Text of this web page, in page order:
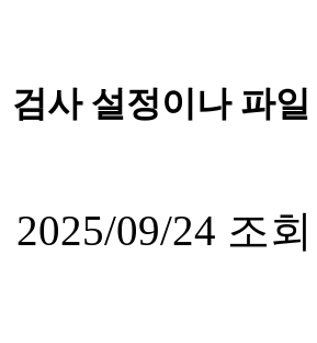
검사 설정이나 파
2025/09/24 조